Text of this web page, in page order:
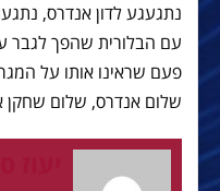
נתגעגע לדון אנדרס,
עם הבלורית שהפך לגבר
פעם שראינו אותו על
שלום אנדרס, שלום שחקן